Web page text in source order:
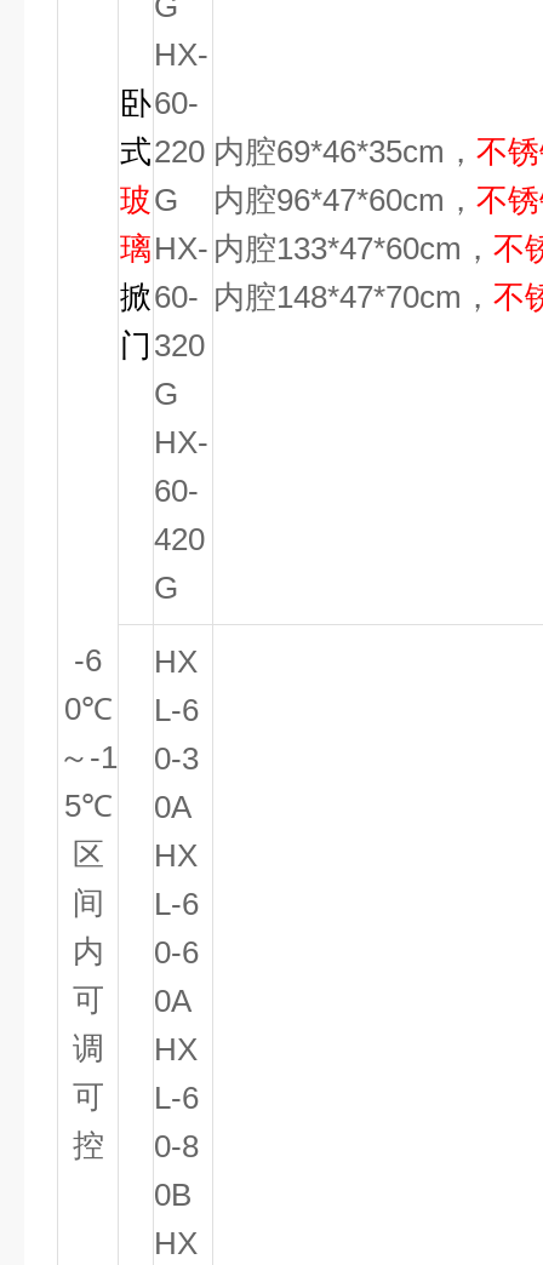
-6
0℃
～ -1
5℃
区
间
内
可
调
可
控
卧
式
玻
璃
掀
门
HX-
60-
220
G
HX-
60-
320
G
HX-
60-
420
G
内腔69*46*35cm，不
内腔96*47*60cm，不
内腔133*47*60cm，不
内腔148*47*70cm，不
HX
L-6
0-3
0A
HX
L-6
0-6
0A
HX
L-6
0-8
0B
HX